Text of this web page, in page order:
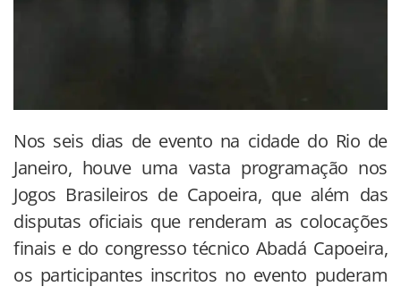
Nos seis dias de evento na cidade do Rio de
Janeiro, houve uma vasta programação nos
Jogos Brasileiros de Capoeira, que além das
disputas oficiais que renderam as colocações
finais e do congresso técnico Abadá Capoeira,
os participantes inscritos no evento puderam